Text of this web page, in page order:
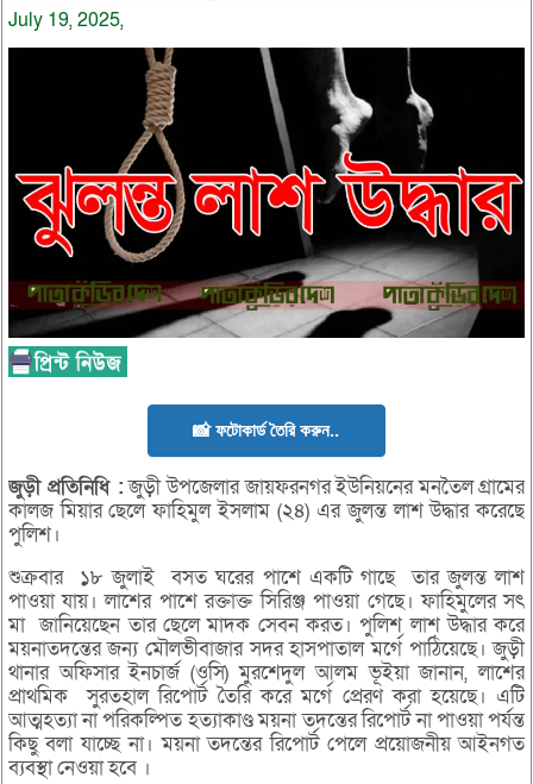
July 19, 2025,
📸 ফটোকার্ড তৈরি করুন..
জুড়ীপ্রতিনিধি :জুড়ী উপজেলার জায়ফরনগর ইউনিয়নের মনতৈল গ্রামের
কালজ মিয়ার ছেলে ফাহিমুল ইসলাম (২৪) এর জুলন্ত লাশ উদ্ধার করেছে
পুলিশ।
শুক্রবার ১৮ জুলাই বসত ঘরের পাশে একটি গাছে তার জুলন্ত লাশ
পাওয়া যায়। লাশের পাশে রক্তাক্ত সিরিঞ্জ পাওয়া গেছে। ফাহিমুলের সৎ
মা জানিয়েছেন তার ছেলে মাদক সেবন করত। পুলিশ লাশ উদ্ধার করে
ময়নাতদন্তের জন্য মৌলভীবাজার সদর হাসপাতাল মর্গে পাঠিয়েছে। জুড়ী
থানার অফিসার ইনচার্জ (ওসি) মুরশেদুল আলম ভূইয়া জানান, লাশের
প্রাথমিক সুরতহাল রিপোর্ট তৈরি করে মর্গে প্রেরণ করা হয়েছে। এটি
আত্মহত্যা না পরিকল্পিত হত্যাকাণ্ড ময়না তদন্তের রিপোর্ট না পাওয়া পর্যন্ত
কিছু বলা যাচ্ছে না। ময়না তদন্তের রিপোর্ট পেলে প্রয়োজনীয় আইনগত
ব্যবস্থা নেওয়া হবে ।